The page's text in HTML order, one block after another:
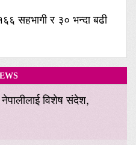
सहभागी र ३० भन्दा बढी
विशेष संदेश,